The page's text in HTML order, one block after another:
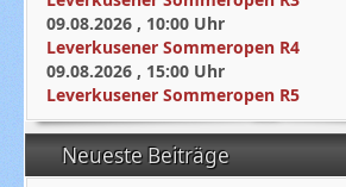
09.08.2026 , 10:00 Uhr
Leverkusener Sommeropen R4
09.08.2026 , 15:00 Uhr
Leverkusener Sommeropen R5
Neueste Beiträge